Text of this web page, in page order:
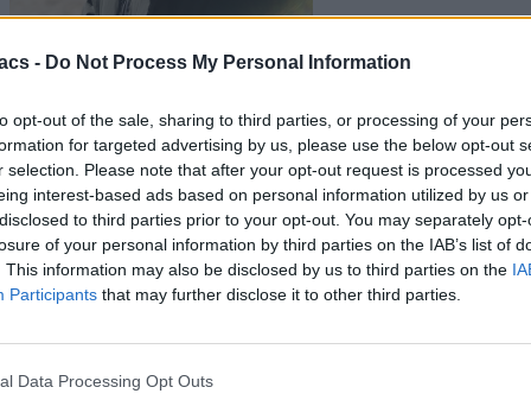
- Do Not Process My Personal Information
opt-out of the sale, sharing to third parties, or processing of your
for targeted advertising by us, please use the below opt-out
selection. Please note that after your opt-out request is processed
interest-based ads based on personal information utilized by us
to third parties prior to your opt-out. You may separately
of your personal information by third parties on the IAB’s list of
This information may also be disclosed by us to third parties on the
Participants that may further disclose it to other third parties.
Data Processing Opt Outs
Baladis Koumpouras
Editor in Chief @ techmaniacs.gr με μεγάλη αγάπη για τα κινητά
τηλέφωνα και την επιστήμη. Ξεκίνησε το 2018 να εργάζεται στο
techmaniacs.gr μετά από ένα σύντομο πέρασμα από myphone.gr
και digitallife.gr. Από τότε συνεχίζει μέχρι και σήμερα να κάνει
αυτό που αγαπάει. Περισσότερα στο
https://baladiskoumpouras.link/
Tags:Huawei
1 comment